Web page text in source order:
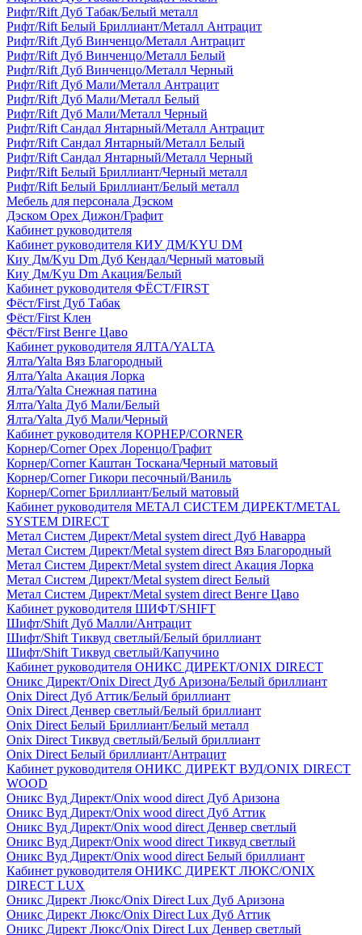
Рифт/Rift Дуб Табак/Белый металл
Рифт/Rift Белый Бриллиант/Металл Антрацит
Рифт/Rift Дуб Винченцо/Металл Антрацит
Рифт/Rift Дуб Винченцо/Металл Белый
Рифт/Rift Дуб Винченцо/Металл Черный
Рифт/Rift Дуб Мали/Металл Антрацит
Рифт/Rift Дуб Мали/Металл Белый
Рифт/Rift Дуб Мали/Металл Черный
Рифт/Rift Сандал Янтарный/Металл Антрацит
Рифт/Rift Сандал Янтарный/Металл Белый
Рифт/Rift Сандал Янтарный/Металл Черный
Рифт/Rift Белый Бриллиант/Черный металл
Рифт/Rift Белый Бриллиант/Белый металл
Мебель для персонала Дэском
Дэском Орех Дижон/Графит
Кабинет руководителя
Кабинет руководителя КИУ ДМ/KYU DM
Киу Дм/Kyu Dm Дуб Кендал/Черный матовый
Киу Дм/Kyu Dm Акация/Белый
Кабинет руководителя ФЁСТ/FIRST
Фёст/First Дуб Табак
Фёст/First Клен
Фёст/First Венге Цаво
Кабинет руководителя ЯЛТА/YALTA
Ялта/Yalta Вяз Благородный
Ялта/Yalta Акация Лорка
Ялта/Yalta Снежная патина
Ялта/Yalta Дуб Мали/Белый
Ялта/Yalta Дуб Мали/Черный
Кабинет руководителя КОРНЕР/CORNER
Корнер/Corner Орех Лоренцо/Графит
Корнер/Corner Каштан Тоскана/Черный матовый
Корнер/Corner Гикори песочный/Ваниль
Корнер/Corner Бриллиант/Белый матовый
Кабинет руководителя МЕТАЛ СИСТЕМ ДИРЕКТ/METAL
SYSTEM DIRECT
Метал Систем Директ/Metal system direct Дуб Наварра
Метал Систем Директ/Metal system direct Вяз Благородный
Метал Систем Директ/Metal system direct Акация Лорка
Метал Систем Директ/Metal system direct Белый
Метал Систем Директ/Metal system direct Венге Цаво
Кабинет руководителя ШИФТ/SHIFT
Шифт/Shift Дуб Малли/Антрацит
Шифт/Shift Тиквуд светлый/Белый бриллиант
Шифт/Shift Тиквуд светлый/Капучино
Кабинет руководителя ОНИКС ДИРЕКТ/ONIX DIRECT
Оникс Директ/Onix Direct Дуб Аризона/Белый бриллиант
Onix Direct Дуб Аттик/Белый бриллиант
Onix Direct Денвер светлый/Белый бриллиант
Onix Direct Белый Бриллиант/Белый металл
Onix Direct Тиквуд светлый/Белый бриллиант
Onix Direct Белый бриллиант/Антрацит
Кабинет руководителя ОНИКС ДИРЕКТ ВУД/ONIX DIRECT
WOOD
Оникс Вуд Директ/Onix wood direct Дуб Аризона
Оникс Вуд Директ/Onix wood direct Дуб Аттик
Оникс Вуд Директ/Onix wood direct Денвер светлый
Оникс Вуд Директ/Onix wood direct Тиквуд светлый
Оникс Вуд Директ/Onix wood direct Белый бриллиант
Кабинет руководителя ОНИКС ДИРЕКТ ЛЮКС/ONIX
DIRECT LUX
Оникс Директ Люкс/Onix Direct Lux Дуб Аризона
Оникс Директ Люкс/Onix Direct Lux Дуб Аттик
Оникс Директ Люкс/Onix Direct Lux Денвер светлый